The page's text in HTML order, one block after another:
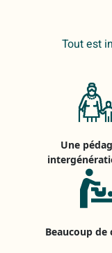
Tout est
Une
Beaucoup de